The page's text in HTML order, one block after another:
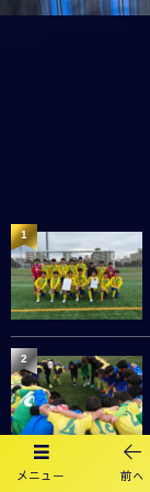
1
2
3
メニュー 前へ